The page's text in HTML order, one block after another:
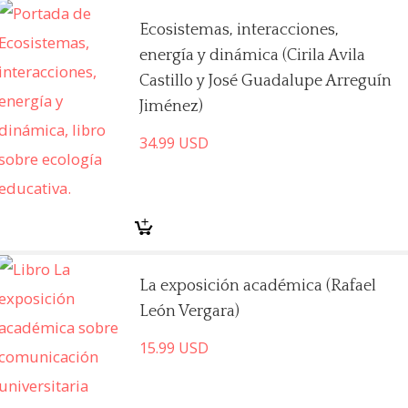
Ecosistemas, interacciones,
energía y dinámica (Cirila Avila
Castillo y José Guadalupe Arreguín
Jiménez)
34.99 USD
La exposición académica (Rafael
León Vergara)
15.99 USD